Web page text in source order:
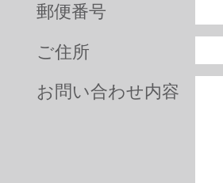
郵便番号
ご住所
お問い合わせ内容